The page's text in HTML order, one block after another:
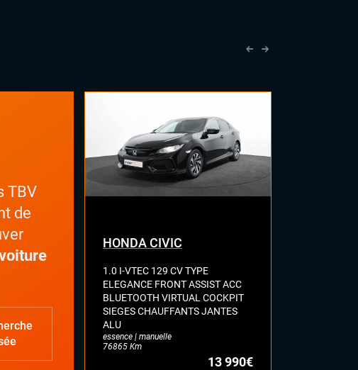
TBV
de
HONDA CIVIC
1.0 I-VTEC 129 CV TYPE
ELEGANCE FRONT ASSIST ACC
BLUETOOTH VIRTUAL COCKPIT
SIEGES CHAUFFANTS JANTES
ALU
essence | manuelle
76865 Km
13 990€